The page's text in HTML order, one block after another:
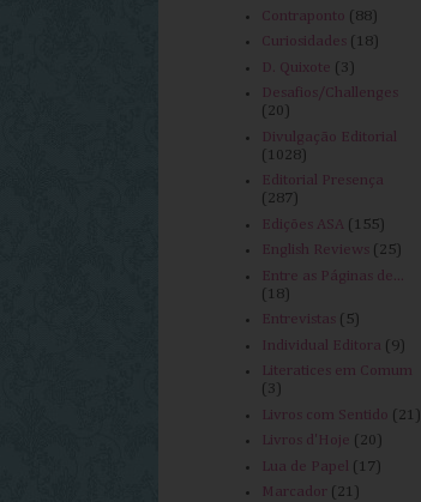
Contraponto (88)
Curiosidades
(18)
D. Quixote (3)
Desafios/Challenges
(20)
Divulgação Editorial
(1028)
Editorial Presença
(287)
Edições ASA (155)
English Reviews
(25)
Entre as Páginas de...
(18)
Entrevistas
(5)
Individual Editora (9)
Literatices em Comum
(3)
Livros com Sentido (21)
Livros d'Hoje
(20)
Lua de Papel
(17)
Marcador
(21)